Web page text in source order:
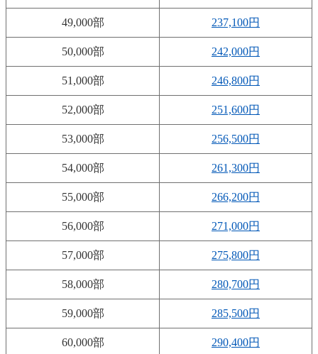
49,000部 237,100円
50,000部 242,000円
51,000部 246,800円
52,000部 251,600円
53,000部 256,500円
54,000部 261,300円
55,000部 266,200円
56,000部 271,000円
57,000部 275,800円
58,000部 280,700円
59,000部 285,500円
60,000部 290,400円